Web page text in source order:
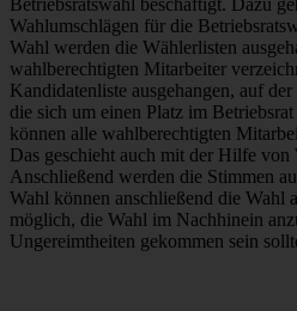
Betriebsratswahl beschäftigt. Dazu
Wahlumschlägen für die
Wahl werden die Wählerlisten
wahlberechtigten Mitarbeiter
Kandidatenliste ausgehangen, auf
die sich um einen Platz im
können alle wahlberechtigten
Das geschieht auch mit der Hilfe von
Anschließend werden die Stimmen
Wahl können anschließend die Wahl
möglich, die Wahl im Nachhinein
Ungereimtheiten gekommen sein